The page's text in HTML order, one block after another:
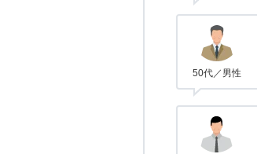
50代／男性